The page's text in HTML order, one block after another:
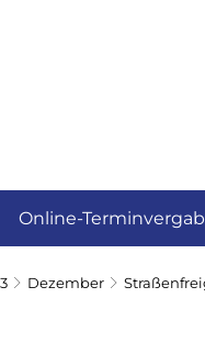
Online-
Dezember